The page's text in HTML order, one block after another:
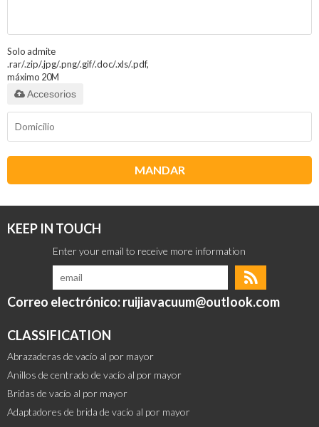
Solo admite
.rar/.zip/.jpg/.png/.gif/.doc/.xls/.pdf,
máximo 20M
Accesorios
MANDAR
KEEP IN TOUCH
Correo electrónico: ruijiavacuum@outlook.com
CLASSIFICATION
Abrazaderas de vacío al por mayor
Anillos de centrado de vacío al por mayor
Bridas de vacío al por mayor
Adaptadores de brida de vacío al por mayor